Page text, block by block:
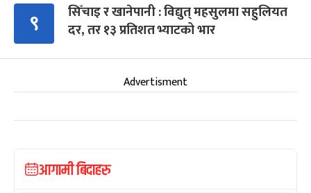
९
सिँचाइ र खानेपानी : विद्युत् महसुलमा सहुलियत
दर, तर १३ प्रतिशत भ्याटको भार
Advertisment
आगामी बिदाहरु